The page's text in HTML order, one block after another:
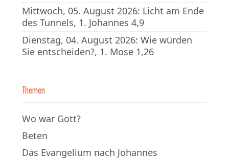
Mittwoch, 05. August 2026: Licht am Ende
des Tunnels, 1. Johannes 4,9
Dienstag, 04. August 2026: Wie würden
Sie entscheiden?, 1. Mose 1,26
Themen
Wo war Gott?
Beten
Das Evangelium nach Johannes